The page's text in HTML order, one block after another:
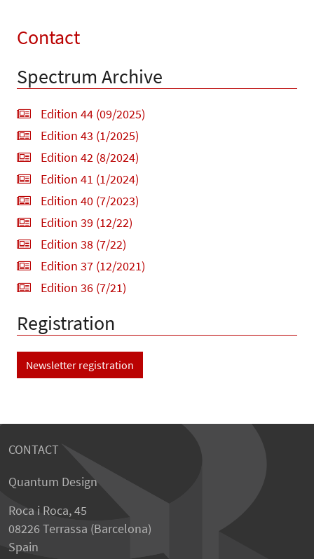
Contact
Spectrum Archive
Edition 44 (09/2025)
Edition 43 (1/2025)
Edition 42 (8/2024)
Edition 41 (1/2024)
Edition 40 (7/2023)
Edition 39 (12/22)
Edition 38 (7/22)
Edition 37 (12/2021)
Edition 36 (7/21)
Registration
Newsletter registration
CONTACT
Quantum Design
Roca i Roca, 45
08226 Terrassa (Barcelona)
Spain